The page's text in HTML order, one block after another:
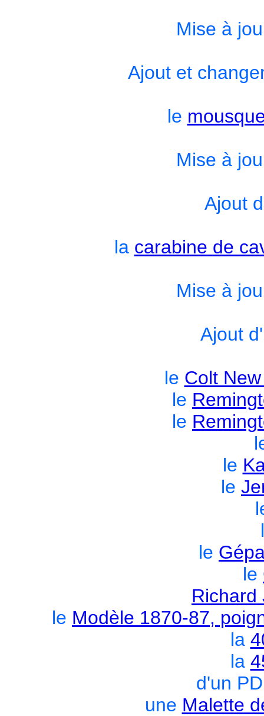
Mise à
Ajout et
le
Mise à
Ajout
la carabine de
Mise à
Ajout
le Colt
le
le
le
le
le
le
Richard
le Modèle 1870-87,
la
la
d'un
une Malette